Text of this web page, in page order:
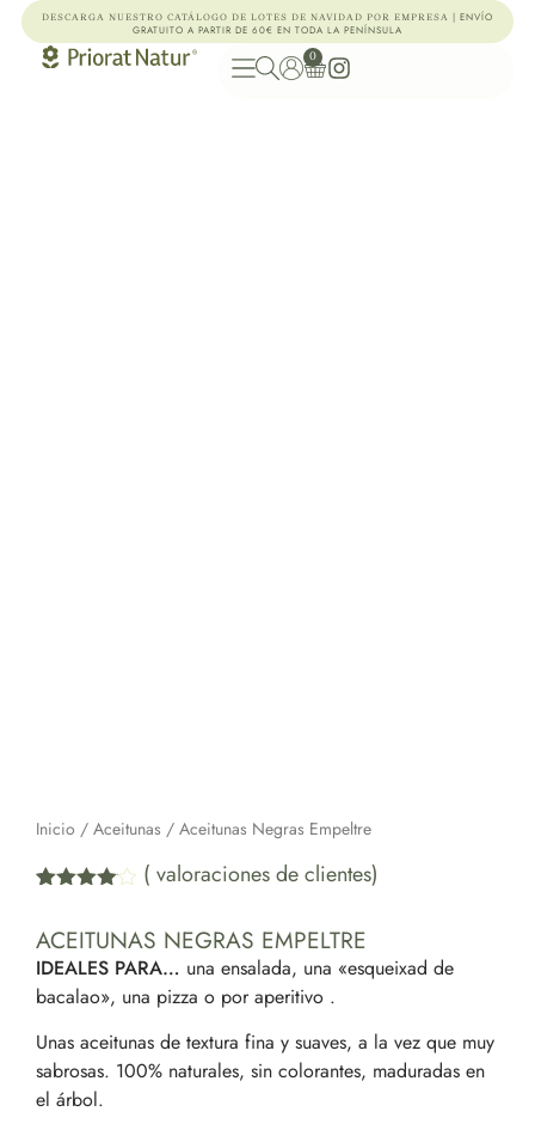
DESCARGA NUESTRO CATÁLOGO DE LOTES DE NAVIDAD POR EMPRESA | ENVÍO
GRATUITO A PARTIR DE 60€ EN TODA LA PENÍNSULA
0
Inicio / Aceitunas / Aceitunas Negras Empeltre
de 5 en
base a
valoración
de un
( valoraciones de clientes)
ACEITUNAS NEGRAS EMPELTRE
IDEALES PARA… una ensalada, una «esqueixad de
bacalao», una pizza o por aperitivo .
Unas aceitunas de textura fina y suaves, a la vez que muy
sabrosas. 100% naturales, sin colorantes, maduradas en
el árbol.